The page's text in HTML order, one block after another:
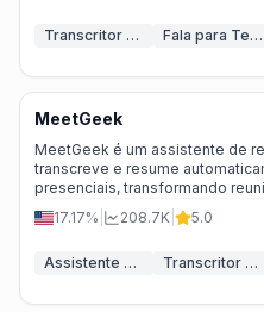
Transcritor de IA Fala para Texto
MeetGeek
MeetGeek é um assistente de
transcreve e resume
presenciais, transformando
colaborativos.
17.17% 208.7K 5.0
Assistente de reunião IA Transcritor de IA